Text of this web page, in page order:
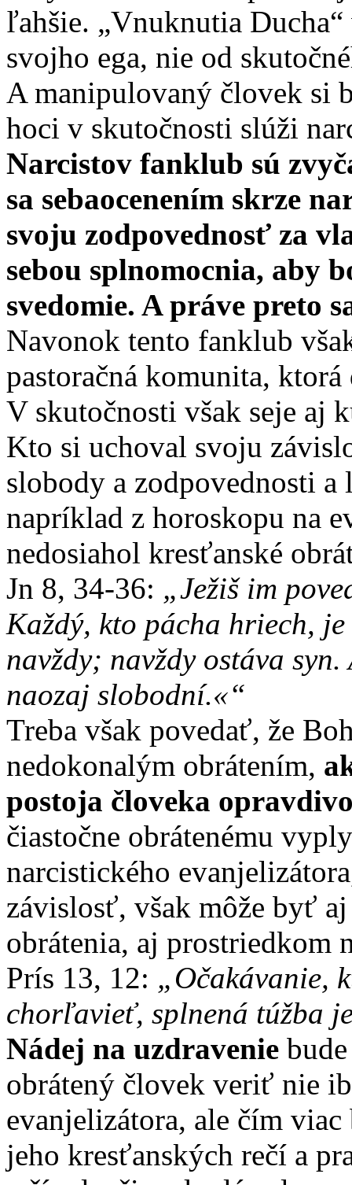
ľahšie. „Vnuknutia
svojho ega, nie od
A manipulovaný človek si
hoci v skutočnosti slúži
Narcistov fanklub sú
sa sebaocenením skrze
svoju zodpovednosť za
sebou splnomocnia, aby
svedomie. A práve preto
Navonok tento fanklub
pastoračná komunita,
V skutočnosti však seje aj
Kto si uchoval svoju
slobody a zodpovednosti
napríklad z horoskopu na
nedosiahol kresťanské
Jn 8, 34-36: „Ježiš im
Každý, kto pácha hriech,
navždy; navždy ostáva
naozaj slobodní.«“
Treba však povedať, že
nedokonalým obrátením,
postoja človeka
čiastočne obrátenému
narcistického
závislosť, však môže byť
obrátenia, aj prostriedkom
Prís 13, 12: „Očakávanie,
chorľavieť, splnená túžba
Nádej na uzdravenie
obrátený človek veriť nie
evanjelizátora, ale čím
jeho kresťanských rečí a